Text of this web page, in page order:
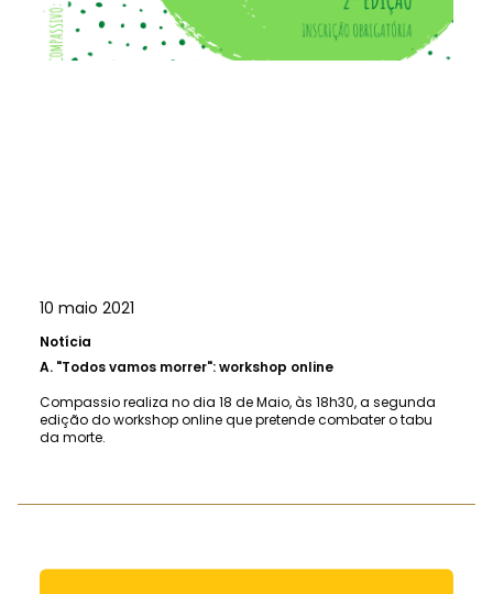
10 maio 2021
Notícia
A. "Todos vamos morrer": workshop online
Compassio realiza no dia 18 de Maio, às 18h30, a segunda
edição do workshop online que pretende combater o tabu
da morte.